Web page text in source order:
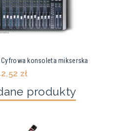
konsoleta mikserska
zł
produkty